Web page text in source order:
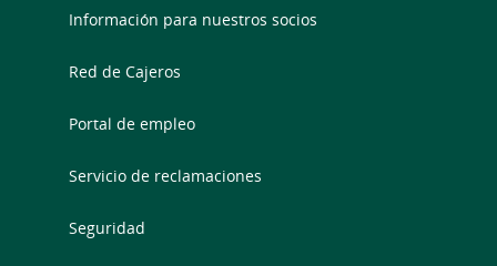
Información para nuestros socios
Red de Cajeros
Portal de empleo
Servicio de reclamaciones
Seguridad